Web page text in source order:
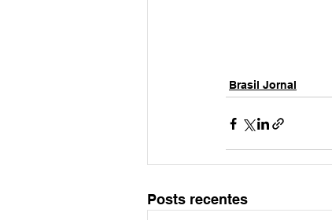
Brasil Jornal
Posts recentes